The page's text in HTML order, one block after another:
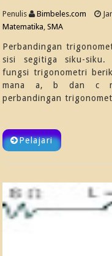
Penulis Bimbeles.com
Matematika,SMA
Perbandingan
sisi segitiga siku-siku.
fungsi trigonometri
mana a, b dan c
perbandingan
Pelajari